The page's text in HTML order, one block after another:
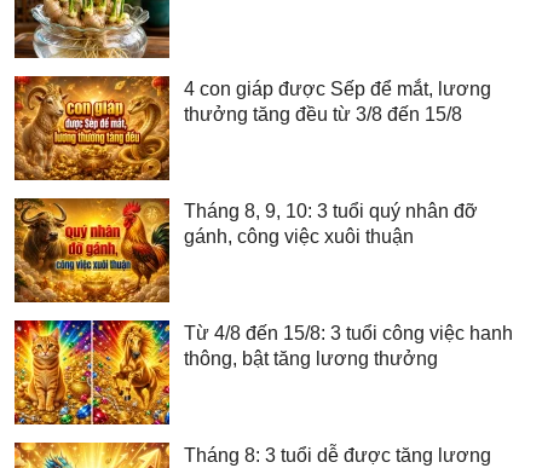
4 con giáp được Sếp để mắt, lương
thưởng tăng đều từ 3/8 đến 15/8
Tháng 8, 9, 10: 3 tuổi quý nhân đỡ
gánh, công việc xuôi thuận
Từ 4/8 đến 15/8: 3 tuổi công việc hanh
thông, bật tăng lương thưởng
Tháng 8: 3 tuổi dễ được tăng lương